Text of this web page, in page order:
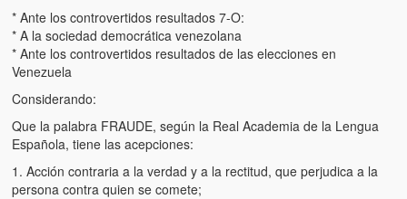
* Ante los controvertidos resultados 7-O:
* A la sociedad democrática venezolana
* Ante los controvertidos resultados de las elecciones en
Venezuela
Considerando:
Que la palabra FRAUDE, según la Real Academia de la Lengua
Española, tiene las acepciones:
1. Acción contraria a la verdad y a la rectitud, que perjudica a la
persona contra quien se comete;